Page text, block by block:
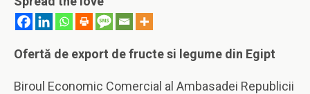
Ofertă de export de fructe si legume din Egipt
Biroul Economic Comercial al Ambasadei Republicii